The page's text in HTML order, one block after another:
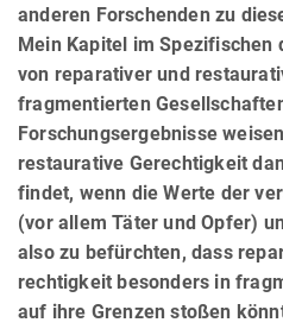
anderen For­schenden zu
Mein Kapitel im
von reparativer und
fragmentierten
Forschungsergebnisse
restaurative Gerechtigkeit
findet, wenn die Werte der
(vor allem Täter und Opfer)
also zu befürchten, dass
rech­tigkeit besonders in
auf ihre Grenzen stoßen